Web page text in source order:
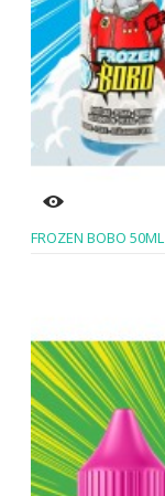
FROZEN BOBO 50ML